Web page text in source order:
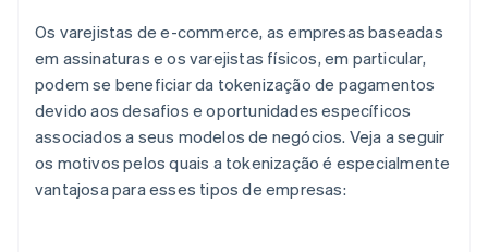
Os varejistas de e-commerce, as empresas baseadas
em assinaturas e os varejistas físicos, em particular,
podem se beneficiar da tokenização de pagamentos
devido aos desafios e oportunidades específicos
associados a seus modelos de negócios. Veja a seguir
os motivos pelos quais a tokenização é especialmente
vantajosa para esses tipos de empresas: